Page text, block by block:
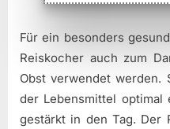
Für ein besonders
Reiskocher auch zum
Obst verwendet werden.
der Lebensmittel
gestärkt in den Tag. Der